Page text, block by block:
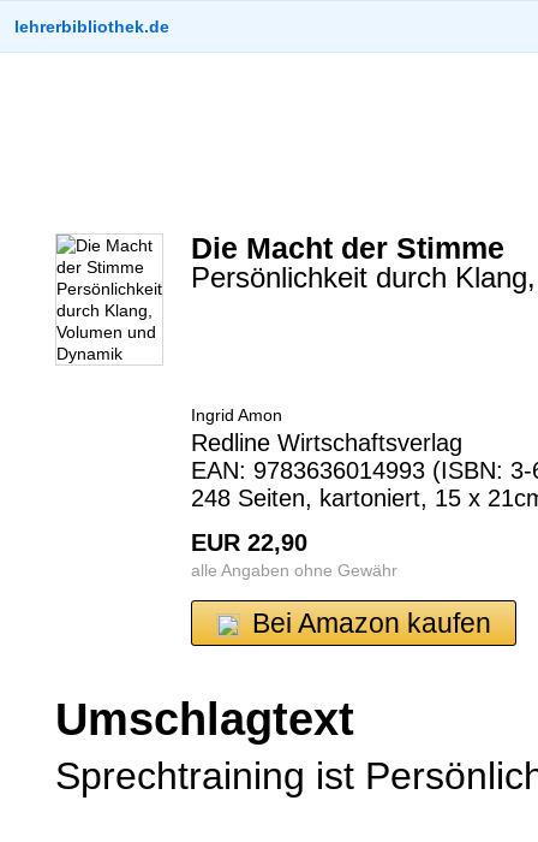
lehrerbibliothek.de
Die Macht der Stimme
Persönlichkeit durch
Ingrid Amon
Redline Wirtschaftsverlag
EAN: 9783636014993 (ISBN:
248 Seiten, kartoniert, 15 x
EUR 22,90
alle Angaben ohne Gewähr
Bei Amazon kaufen
Umschlagtext
Sprechtraining ist